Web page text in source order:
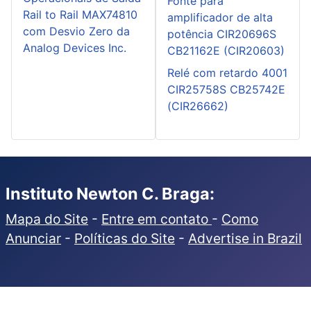
Rail to Rail MAX74810
com Desvio Zero da
Analog Devices Inc.
amplificador de alta
potência CIR20696S
CB21162E (CIR20603)
Relé com retardo 4001
CIR25758S CB25742E
(CIR26662)
Instituto Newton C. Braga:
Mapa do Site - Entre em contato - Como
Anunciar - Políticas do Site - Advertise in Brazil